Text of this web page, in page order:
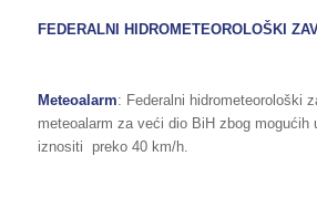
FEDERALNI HIDROMETEOROLOŠKI
Meteoalarm: Federalni hidrometeorološki
meteoalarm za veći dio BiH zbog mogućih
iznositi preko 40 km/h.